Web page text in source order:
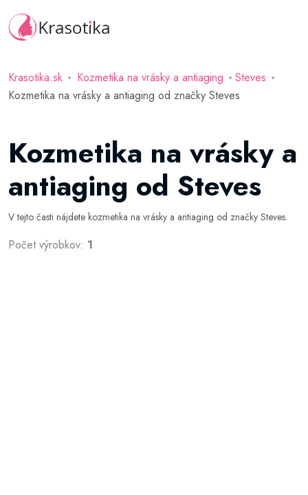
Krasotika.sk Kozmetika na vrásky a antiaging
Steves
Kozmetika na vrásky a antiaging od značky Steves
Kozmetika na vrásky a
antiaging od Steves
V tejto časti nájdete kozmetika na vrásky a antiaging od značky Steves.
Počet výrobkov: 1